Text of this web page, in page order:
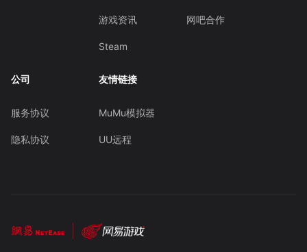
游戏资讯
Steam
网吧合作
公司
服务协议
隐私协议
友情链接
MuMu模拟器
UU远程